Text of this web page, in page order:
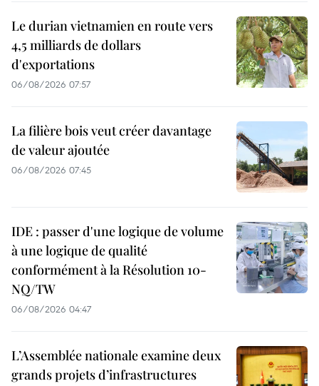
Le durian vietnamien en route vers
4,5 milliards de dollars
d'exportations
06/08/2026 07:57
La filière bois veut créer davantage
de valeur ajoutée
06/08/2026 07:45
IDE : passer d'une logique de volume
à une logique de qualité
conformément à la Résolution 10-
NQ/TW
06/08/2026 04:47
L’Assemblée nationale examine deux
grands projets d’infrastructures